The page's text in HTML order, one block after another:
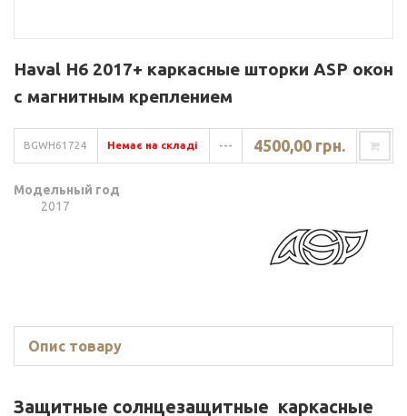
Haval H6 2017+ каркасные шторки ASP окон
с магнитным креплением
BGWH61724 Немає на складі --- 4500,00 грн.
Модельный год
2017
Опис товару
Защитные солнцезащитные каркасные